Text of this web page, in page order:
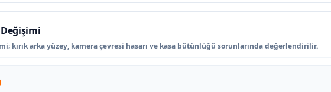
kırık arka yüzey, kamera çevresi hasarı ve kasa bütünlüğü sorunlarında değerlendirilir.